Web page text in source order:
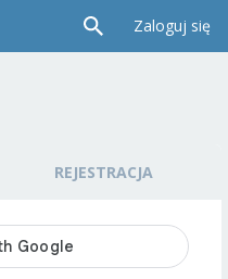
Zaloguj się
REJESTRACJA